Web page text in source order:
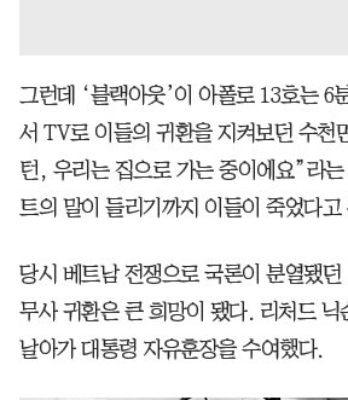
그런데 ‘블랙아웃’이 아폴로 13호는 6
서 TV로 이들의 귀환을 지켜보던 수천
턴, 우리는 집으로 가는 중이에요”라는
트의 말이 들리기까지 이들이 죽었다고
당시 베트남 전쟁으로 국론이 분열됐던
무사 귀환은 큰 희망이 됐다. 리처드 닉
날아가 대통령 자유훈장을 수여했다.